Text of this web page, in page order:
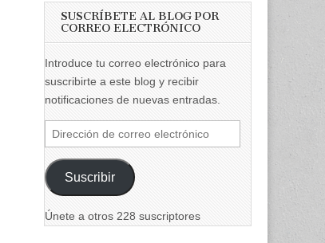
SUSCRÍBETE AL BLOG POR
CORREO ELECTRÓNICO
Introduce tu correo electrónico para
suscribirte a este blog y recibir
notificaciones de nuevas entradas.
Dirección
de
correo
electrónico
Suscribir
Únete a otros 228 suscriptores